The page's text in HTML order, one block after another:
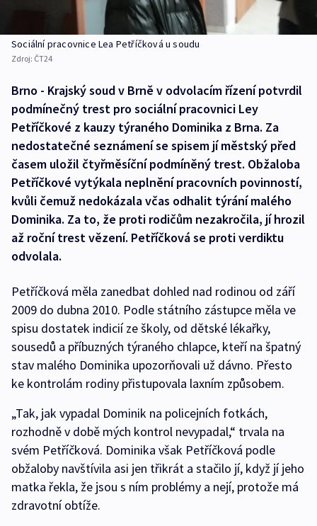
Sociální pracovnice Lea Petříčková u soudu
Zdroj: ČT24
Brno - Krajský soud v Brně v odvolacím řízení potvrdil
podmínečný trest pro sociální pracovnici Ley
Petříčkové z kauzy týraného Dominika z Brna. Za
nedostatečné seznámení se spisem jí městský před
časem uložil čtyřměsíční podmíněný trest. Obžaloba
Petříčkové vytýkala neplnění pracovních povinností,
kvůli čemuž nedokázala včas odhalit týrání malého
Dominika. Za to, že proti rodičům nezakročila, jí hrozil
až roční trest vězení. Petříčková se proti verdiktu
odvolala.
Petříčková měla zanedbat dohled nad rodinou od září
2009 do dubna 2010. Podle státního zástupce měla ve
spisu dostatek indicií ze školy, od dětské lékařky,
sousedů a příbuzných týraného chlapce, kteří na špatný
stav malého Dominika upozorňovali už dávno. Přesto
ke kontrolám rodiny přistupovala laxním způsobem.
„Tak, jak vypadal Dominik na policejních fotkách,
rozhodně v době mých kontrol nevypadal,“ trvala na
svém Petříčková. Dominika však Petříčková podle
obžaloby navštívila asi jen třikrát a stačilo jí, když jí jeho
matka řekla, že jsou s ním problémy a nejí, protože má
zdravotní obtíže.